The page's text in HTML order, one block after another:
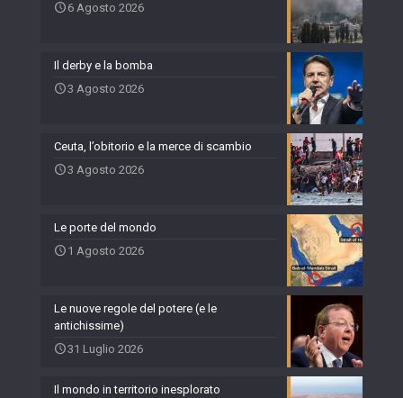
6 Agosto 2026
Il derby e la bomba
3 Agosto 2026
Ceuta, l’obitorio e la merce di scambio
3 Agosto 2026
Le porte del mondo
1 Agosto 2026
Le nuove regole del potere (e le
antichissime)
31 Luglio 2026
Il mondo in territorio inesplorato